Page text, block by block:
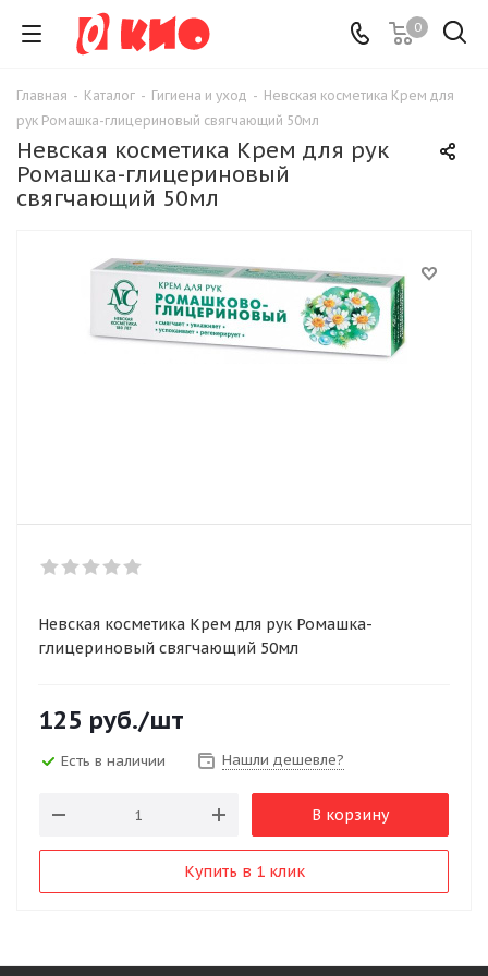
0
Главная - Каталог - Гигиена и уход - Невская косметика Крем для
рук Ромашка-глицериновый свягчающий 50мл
Невская косметика Крем для рук
Ромашка-глицериновый
свягчающий 50мл
Невская косметика Крем для рук Ромашка-
глицериновый свягчающий 50мл
125 руб./шт
Есть в наличии Нашли дешевле?
В корзину
Купить в 1 клик